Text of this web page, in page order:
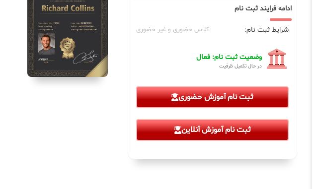
ادامه فرایند ثبت نام
شرایط ثبت نام: کلاس حضوری و غیر حضوری
وضعیت ثبت نام: فعال
در حال تکمیل ظرفیت
ثبت نام آموزش حضوری
ثبت نام آموزش آنلاین